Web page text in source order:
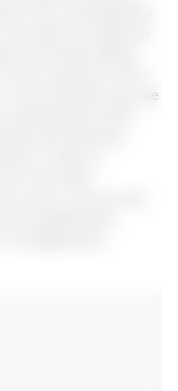
A e B, consolidando
mundial da
que esses dados
o alcance real é
uso off-label (uso de
Além
de patentes
o setor; a
mercado
é que o volume de
significativo,
chegada dos